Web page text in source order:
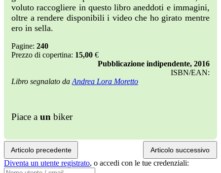
voluto raccogliere in questo libro aneddoti e immagini,
oltre a rendere disponibili i video che ho girato mentre
ero in sella.
Pagine: 240
Prezzo di copertina: 15,00 €
Pubblicazione indipendente, 2016
ISBN/EAN:
Libro segnalato da Andrea Lora Moretto
Piace a un biker
Articolo precedente Articolo successivo
Diventa un utente registrato, o accedi con le tue credenziali: